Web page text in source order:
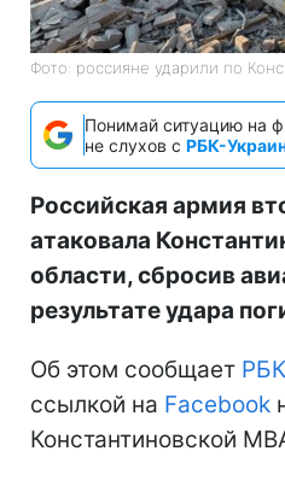
Фото: россияне ударили по
Понимай ситуацию на
не слухов с РБК-
Российская армия
атаковала
области, сбросив
результате удара
Об этом сообщает
ссылкой на Facebook
Константиновской